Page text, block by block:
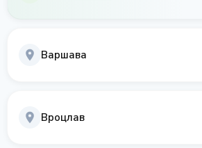
Варшава
Вроцлав